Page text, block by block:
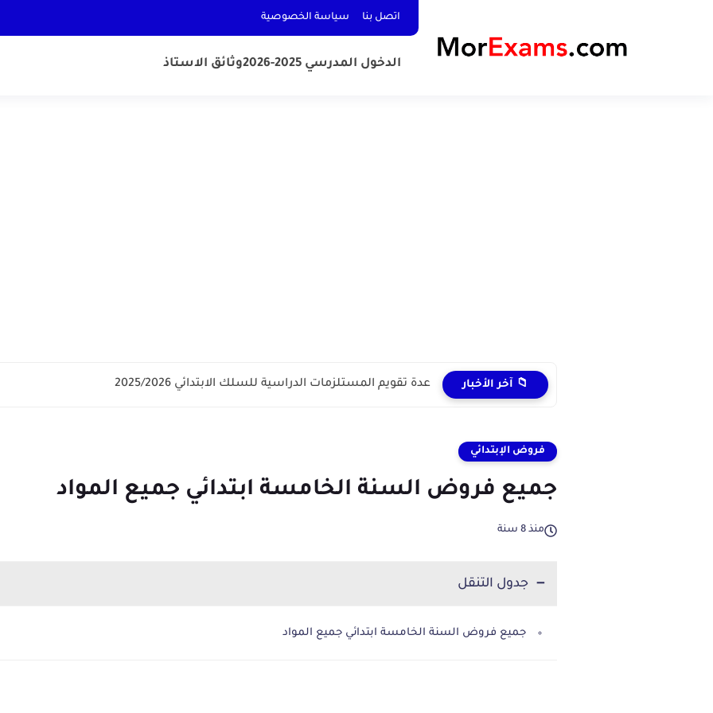
اتصل بنا سياسة الخصوصية
الدخول المدرسي 2025-2026 وثائق الاستاذ
📁 آخر الأخبار عدة تقويم المستلزمات الدراسية للسلك الابتدائي 2025/2026
فروض الإبتدائي
جميع فروض السنة الخامسة ابتدائي جميع المواد
منذ 8 سنة
جدول التنقل
جميع فروض السنة الخامسة ابتدائي جميع المواد